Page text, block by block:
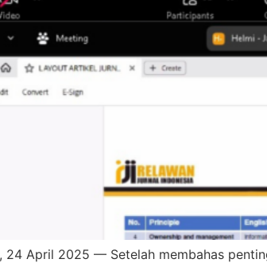
24 April 2025 — Setelah membahas